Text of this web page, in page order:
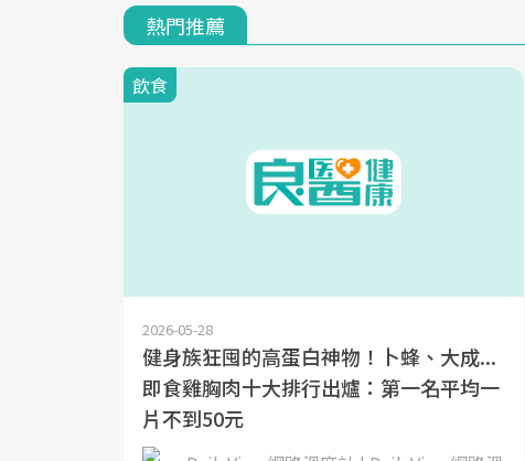
熱門推薦
飲食
2026-05-28
健身族狂囤的高蛋白神物！卜蜂、大成...
即食雞胸肉十大排行出爐：第一名平均一
片不到50元